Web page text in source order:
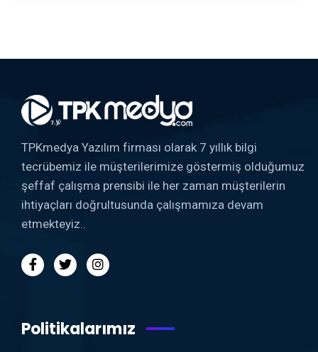
TPKmedya Yazılım firması olarak 7 yıllık bilgi
tecrübemiz ile müşterilerimize göstermiş olduğumuz
şeffaf çalışma prensibi ile her zaman müşterilerin
ihtiyaçları doğrultusunda çalışmamıza devam
etmekteyiz..
Politikalarımız